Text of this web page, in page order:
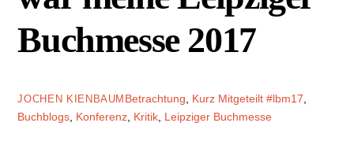
Buchmesse 2017
JOCHEN KIENBAUM Betrachtung Kurz Mitgeteilt #lbm17
Buchblogs Konferenz Kritik Leipziger Buchmesse